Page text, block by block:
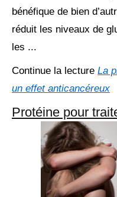
bénéfique de bien
réduit les niveaux de
les ...
Continue la lecture La
un effet anticancéreux
Protéine pour